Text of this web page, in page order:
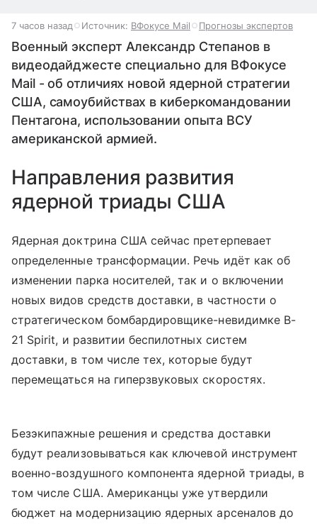
7 часов назад Источник: ВФокусе Mail Прогнозы экспертов
Военный эксперт Александр Степанов в
видеодайджесте специально для ВФокусе
Mail - об отличиях новой ядерной стратегии
США, самоубийствах в киберкомандовании
Пентагона, использовании опыта ВСУ
американской армией.
Направления развития
ядерной триады США
Ядерная доктрина США сейчас претерпевает
определенные трансформации. Речь идёт как об
изменении парка носителей, так и о включении
новых видов средств доставки, в частности о
стратегическом бомбардировщике-невидимке B-
21 Spirit, и развитии беспилотных систем
доставки, в том числе тех, которые будут
перемещаться на гиперзвуковых скоростях.
Безэкипажные решения и средства доставки
будут реализовываться как ключевой инструмент
военно-воздушного компонента ядерной триады, в
том числе США. Американцы уже утвердили
бюджет на модернизацию ядерных арсеналов до